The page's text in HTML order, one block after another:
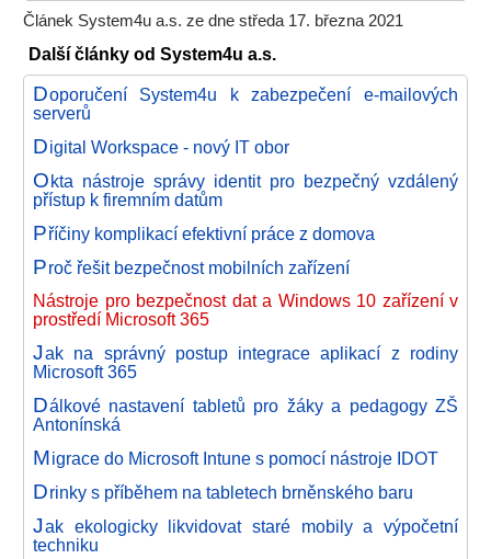
Článek System4u a.s. ze dne středa 17. března 2021
Další články od System4u a.s.
Doporučení System4u k zabezpečení e-mailových
serverů
Digital Workspace - nový IT obor
Okta nástroje správy identit pro bezpečný vzdálený
přístup k firemním datům
Příčiny komplikací efektivní práce z domova
Proč řešit bezpečnost mobilních zařízení
Nástroje pro bezpečnost dat a Windows 10 zařízení v
prostředí Microsoft 365
Jak na správný postup integrace aplikací z rodiny
Microsoft 365
Dálkové nastavení tabletů pro žáky a pedagogy ZŠ
Antonínská
Migrace do Microsoft Intune s pomocí nástroje IDOT
Drinky s příběhem na tabletech brněnského baru
Jak ekologicky likvidovat staré mobily a výpočetní
techniku